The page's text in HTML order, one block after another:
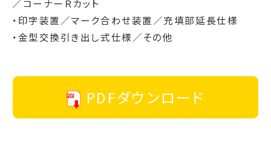
／コーナーＲカット
・印字装置／マーク合わせ装置／充填部延長仕様
・金型交換引き出し式仕様／その他
PDFダウンロード